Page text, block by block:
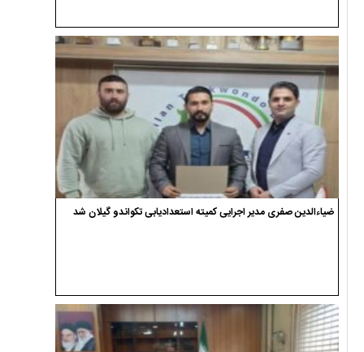
ضیاءالدین صفری مدیر اجرایی کمیته استعدادیابی تکواندو گیلان شد